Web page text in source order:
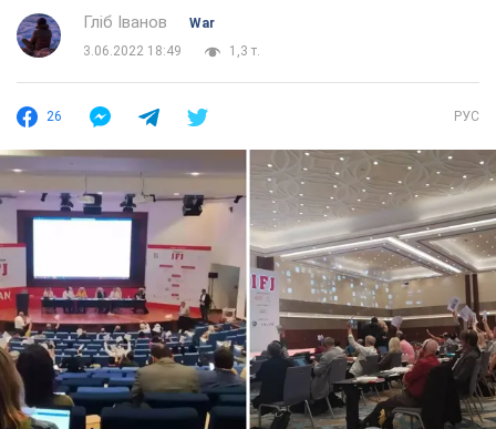
Гліб Іванов
War
3.06.2022 18:49
1,3 т.
26 РУС